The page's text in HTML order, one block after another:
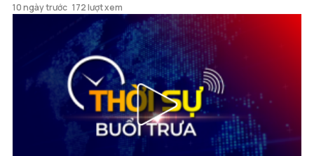
10 ngày trước 172 lượt xem